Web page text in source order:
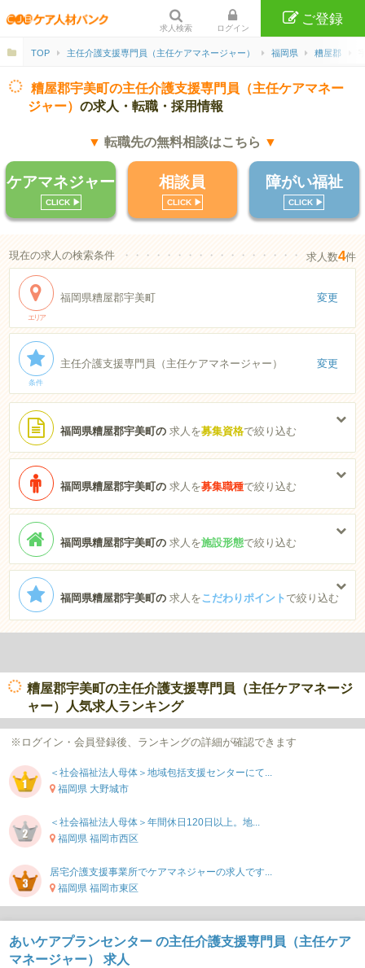
求人検索 ログイン
ご登録
TOP 主任介護支援専門員（主任ケアマネージャー） 福岡県 糟屋郡
糟屋郡宇美町の主任介護支援専門員（主任ケアマネー
ジャー）の求人・転職・採用情報
▼ 転職先の無料相談はこちら ▼
ケアマネジャー
CLICK ▶︎
相談員
CLICK ▶︎
障がい福祉
CLICK ▶︎
現在の求人の検索条件 ・・・・・・・・・・・・・・・・・・・・・・
求人数4件
エリア
福岡県糟屋郡宇美町 変更
条件
主任介護支援専門員（主任ケアマネージャー） 変更
福岡県糟屋郡宇美町の求人を募集資格で絞り込む
福岡県糟屋郡宇美町の求人を募集職種で絞り込む
福岡県糟屋郡宇美町の求人を施設形態で絞り込む
福岡県糟屋郡宇美町の求人をこだわりポイント で絞り込む
糟屋郡宇美町の主任介護支援専門員（主任ケアマネージ
ャー）人気求人ランキング
※ログイン・会員登録後、ランキングの詳細が確認できます
＜社会福祉法人母体＞地域包括支援センターにて...
福岡県 大野城市
＜社会福祉法人母体＞年間休日120日以上。地...
福岡県 福岡市西区
居宅介護支援事業所でケアマネジャーの求人です...
福岡県 福岡市東区
あいケアプランセンター の主任介護支援専門員（主任ケア
マネージャー） 求人